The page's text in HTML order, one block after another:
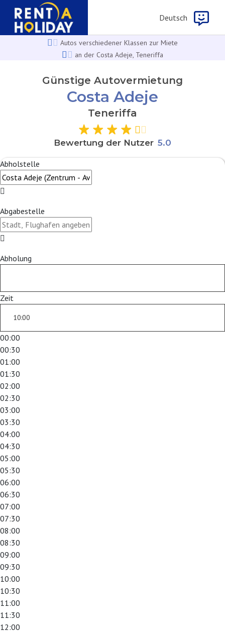
Deutsch
Autos verschiedener Klassen zur Miete
an der Costa Adeje, Teneriffa
Günstige Autovermietung
Costa Adeje
Teneriffa
Bewertung der Nutzer 5.0
Abholstelle
Abgabestelle
Abholung
Zeit
00:00
00:30
01:00
01:30
02:00
02:30
03:00
03:30
04:00
04:30
05:00
05:30
06:00
06:30
07:00
07:30
08:00
08:30
09:00
09:30
10:00
10:30
11:00
11:30
12:00